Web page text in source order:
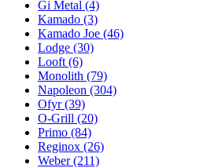
Gi Metal (4)
Kamado (3)
Kamado Joe (46)
Lodge (30)
Looft (6)
Monolith (79)
Napoleon (304)
Ofyr (39)
O-Grill (20)
Primo (84)
Reginox (26)
Weber (211)